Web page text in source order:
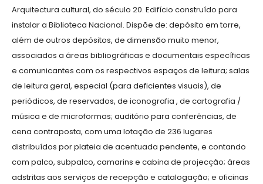
Arquitectura cultural, do século 20. Edifício construído para
instalar a Biblioteca Nacional. Dispõe de: depósito em torre,
além de outros depósitos, de dimensão muito menor,
associados a áreas bibliográficas e documentais específicas
e comunicantes com os respectivos espaços de leitura; salas
de leitura geral, especial (para deficientes visuais), de
periódicos, de reservados, de iconografia , de cartografia /
música e de microformas; auditório para conferências, de
cena contraposta, com uma lotação de 236 lugares
distribuídos por plateia de acentuada pendente, e contando
com palco, subpalco, camarins e cabina de projecção; áreas
adstritas aos serviços de recepção e catalogação; e oficinas